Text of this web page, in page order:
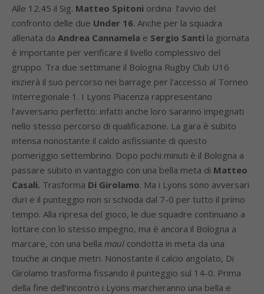
Alle 12.45 il Sig. Matteo Spitoni ordina l’avvio del
confronto delle due Under 16. Anche per la squadra
allenata da Andrea Cannamela e Sergio Santi la giornata
è importante per verificare il livello complessivo del
gruppo. Tra due settimane il Bologna Rugby Club U16
inizierà il suo percorso nei barrage per l’accesso al Torneo
Interregionale 1. I Lyons Piacenza rappresentano
l’avversario perfetto: infatti anche loro saranno impegnati
nello stesso percorso di qualificazione. La gara è subito
intensa nonostante il caldo asfissiante di questo
pomeriggio settembrino. Dopo pochi minuti è il Bologna a
passare subito in vantaggio con una bella meta di Matteo
Casali. Trasforma Di Girolamo. Ma i Lyons sono avversari
duri e il punteggio non si schioda dal 7-0 per tutto il primo
tempo. Alla ripresa del gioco, le due squadre continuano a
lottare con lo stesso impegno, ma è ancora il Bologna a
marcare, con una bella maul condotta in meta da una
touche ai cinque metri. Nonostante il calcio angolato, Di
Girolamo trasforma fissando il punteggio sul 14-0. Prima
della fine dell’incontro i Lyons marcheranno una bella e